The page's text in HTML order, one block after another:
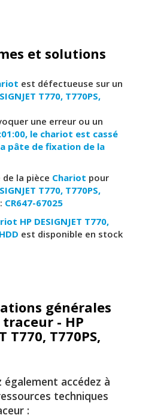
et solutions
est défectueuse sur un
T770, T770PS,
une erreur ou un
le chariot est cassé
pâte de fixation de la
de la pièce Chariot pour
T770, T770PS,
CR647-67025
HP DESIGNJET T770,
est disponible en stock
générales
- HP
T770, T770PS,
également accédez à
techniques
: